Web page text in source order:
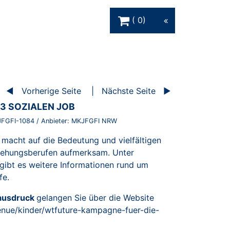
0
Vorherige Seite Nächste Seite
SOZIALEN JOB
1084 / Anbieter: MKJFGFI NRW
macht auf die Bedeutung und vielfältigen
aufmerksam. Unter
gibt es weitere Informationen rund um
gelangen Sie über die Website
kinder/wtfuture-kampagne-fuer-die-